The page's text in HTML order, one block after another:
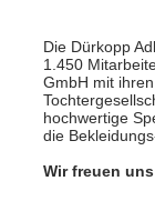
Die Dürkopp
1.450
GmbH mit
hochwertige
die
Wir freuen